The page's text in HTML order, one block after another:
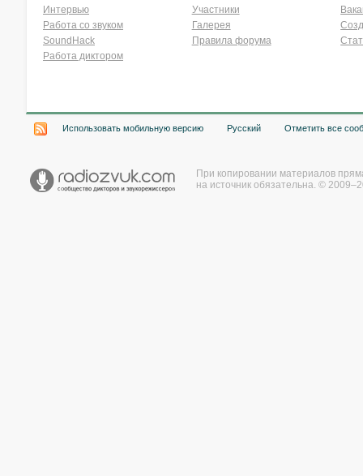
Интервью
Работа со звуком
SoundHack
Работа диктором
Участники
Галерея
Правила форума
Использовать мобильную версию Русский Отметить все
При копировании материалов
на источник обязательна. ©